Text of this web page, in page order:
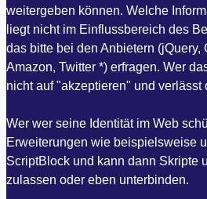
weitergeben können. Welche
liegt nicht im Einflussbereich des
das bitte bei den Anbietern (jQuery,
Amazon, Twitter *) erfragen. Wer
nicht auf "akzeptieren" und verlässt
Wer wer seine Identität im Web
Erweiterungen wie beispielsweise
ScriptBlock und kann dann Skripte
zulassen oder eben unterbinden.